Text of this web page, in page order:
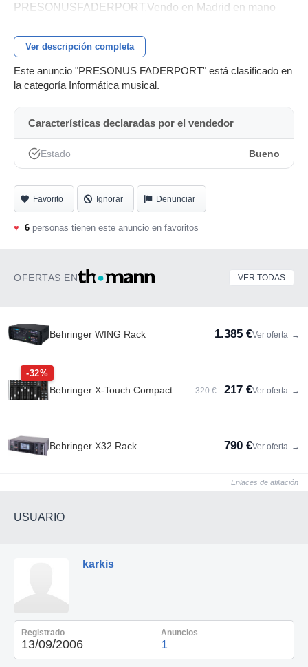
PRESONUSFADERPORT.Vendo en Madrid en mano
Ver descripción completa
Este anuncio "PRESONUS FADERPORT" está clasificado en
la categoría Informática musical.
Características declaradas por el vendedor
Estado Bueno
Favorito Ignorar Denunciar
♥ 6 personas tienen este anuncio en favoritos
OFERTAS EN VER TODAS
Behringer WING Rack 1.385 €Ver oferta →
-32%
Behringer X-Touch Compact 320 € 217 €Ver oferta →
Behringer X32 Rack 790 €Ver oferta →
Enlaces de afiliación
USUARIO
karkis
Registrado
13/09/2006
Anuncios
1